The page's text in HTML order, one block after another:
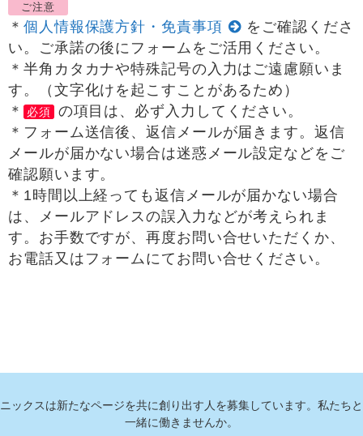
ご注意
＊ 個人情報保護方針・免責事項
をご確認くださ
い。ご承諾の後にフォームをご活用ください。
＊半角カタカナや特殊記号の入力はご遠慮願いま
す。（文字化けを起こすことがあるため）
＊
必須
の項目は、必ず入力してください。
＊フォーム送信後、返信メールが届きます。返信
メールが届かない場合は迷惑メール設定などをご
確認願います。
＊1時間以上経っても返信メールが届かない場合
は、メールアドレスの誤入力などが考えられま
す。お手数ですが、再度お問い合せいただくか、
お電話又はフォームにてお問い合せください。
ニックスは新たなページを共に創り出す人を募集しています。私たちと
一緒に働きませんか。